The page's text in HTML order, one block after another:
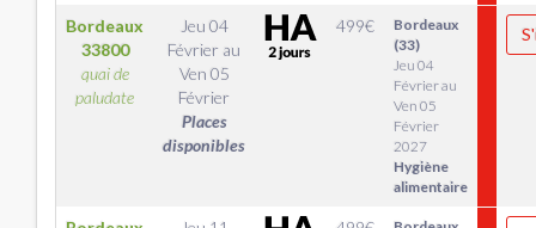
Bordeaux
33800
quai de
paludate
Jeu 04
Février au
Ven 05
Février
Places
disponibles
499€
Bordeaux
(33)
Jeu 04
Février au
Ven 05
Février
2027
Hygiène
alimentaire